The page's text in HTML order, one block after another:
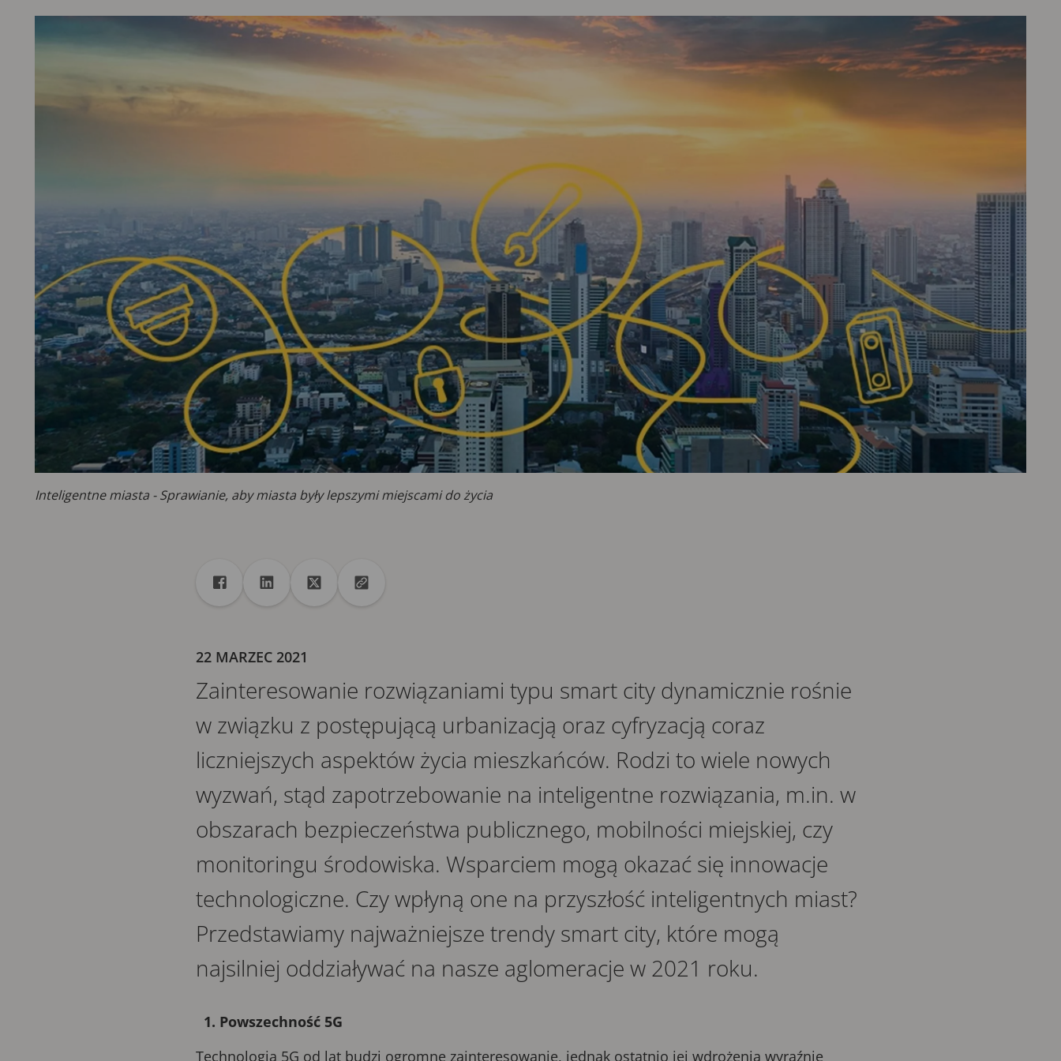
Inteligentne miasta - Sprawianie, aby miasta były lepszymi miejscami do życia
Udostępnij
Udostępnij na Facebook
Udostępnij na Linkedin
Udostępnij na XSkopiuj adres URL do schowka
22 MARZEC 2021
Zainteresowanie rozwiązaniami typu smart city dynamicznie rośnie
w związku z postępującą urbanizacją oraz cyfryzacją coraz
liczniejszych aspektów życia mieszkańców. Rodzi to wiele nowych
wyzwań, stąd zapotrzebowanie na inteligentne rozwiązania, m.in. w
obszarach bezpieczeństwa publicznego, mobilności miejskiej, czy
monitoringu środowiska. Wsparciem mogą okazać się innowacje
technologiczne. Czy wpłyną one na przyszłość inteligentnych miast?
Przedstawiamy najważniejsze trendy smart city, które mogą
najsilniej oddziaływać na nasze aglomeracje w 2021 roku.
1. Powszechność 5G
Technologia 5G od lat budzi ogromne zainteresowanie, jednak ostatnio jej wdrożenia wyraźnie